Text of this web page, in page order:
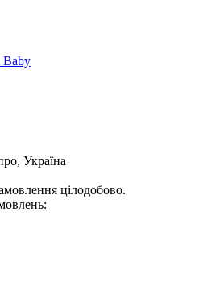
Baby
Україна
цілодобово.